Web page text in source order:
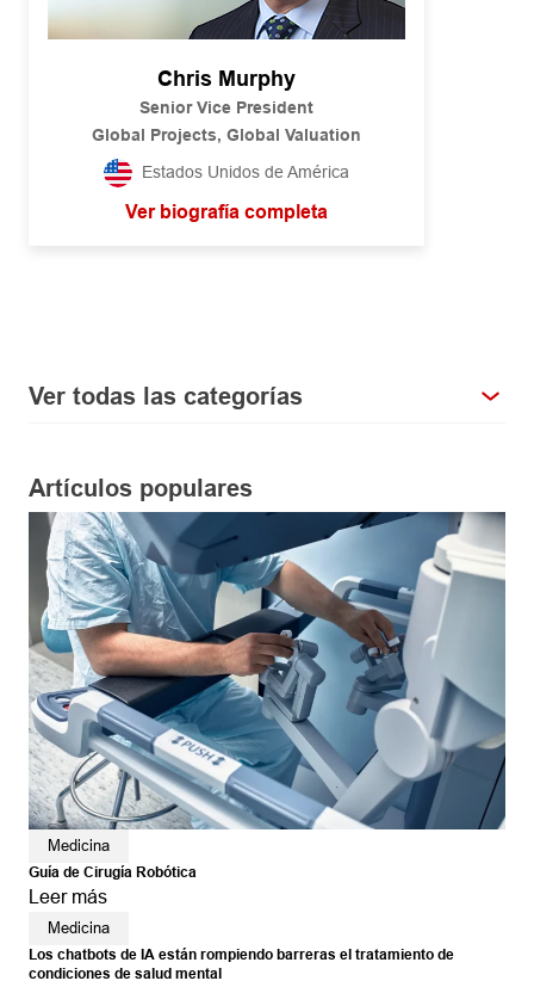
Chris Murphy
Senior Vice President
Global Projects, Global Valuation
Estados Unidos de América
Ver biografía completa
Ver todas las categorías
Artículos populares
Medicina
Guía de Cirugía Robótica
Leer más
Medicina
Los chatbots de IA están rompiendo barreras el tratamiento de
condiciones de salud mental